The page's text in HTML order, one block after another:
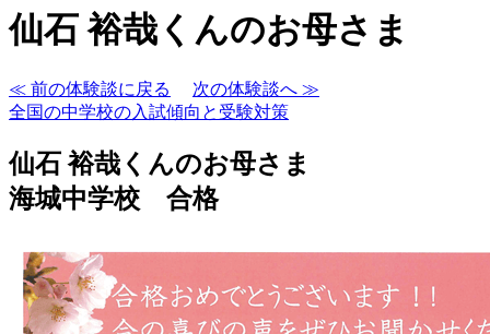
仙石 裕哉くんのお母さま
≪ 前の体験談に戻る
次の体験談へ ≫
全国の中学校の入試傾向と受験対策
仙石 裕哉くんのお母さま
海城中学校 合格